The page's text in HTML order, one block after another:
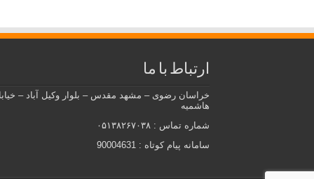
ارتباط با ما
خراسان رضوی – مشهد مقدس – بلوار وکیل آباد –
هاشمیه
شماره تماس : ۰۵۱۳۸۲۶۷۰۳۸
سامانه پیام کوتاه : 90004631